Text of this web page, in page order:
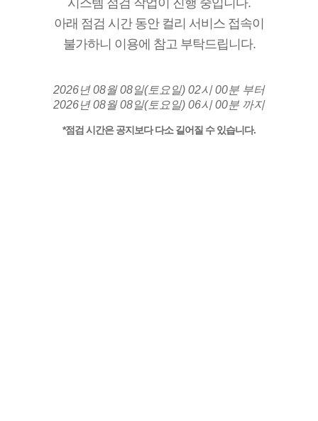
시스템 점검 작업이 진행 중입니다.
아래 점검 시간 동안 컬리 서비스 접속이
불가하니 이용에 참고 부탁드립니다.
2026년 08월 08일(토요일) 02시 00분 부터
2026년 08월 08일(토요일) 06시 00분 까지
*점검 시간은 공지보다 다소 길어질 수 있습니다.